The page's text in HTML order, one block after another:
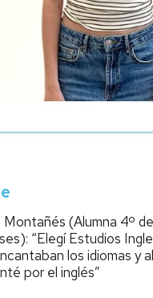
Montañés (Alumna 4º
“Elegí Estudios
los idiomas y
por el inglés”